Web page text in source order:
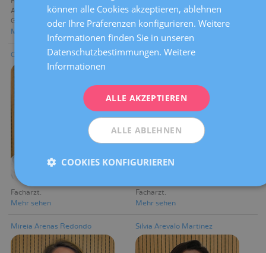
Abteilung für Bildgebende
Gynäkologische Diagnostik
Mehr sehen
Mehr sehen
Carmen Ara Pérez
Facharzt
Mehr sehen
Patricia Aragón Casaled
Facharzt
Mehr sehen
Mireia Arenas Redondo Silvia Arevalo Martinez
DEUTSCH
können alle Cookies akzeptieren, ablehnen
oder Ihre Präferenzen konfigurieren. Weitere
Informationen finden Sie in unseren
Datenschutzbestimmungen. Weitere
Informationen
ALLE AKZEPTIEREN
ALLE ABLEHNEN
COOKIES KONFIGURIEREN